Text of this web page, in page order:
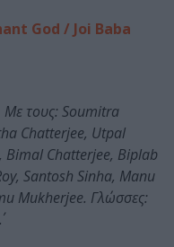
God / Joi Baba
Με τους: Soumitra
Chatterjee, Utpal
Bimal Chatterjee, Biplab
Santosh Sinha, Manu
Mukherjee. Γλώσσες: